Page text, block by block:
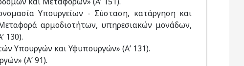
Υπουργείων - Σύσταση, κατάργηση και
αρμοδιοτήτων, υπηρεσιακών μονάδων,
130).
Υπουργών και Υφυπουργών» (Α’ 131).
(Α’ 91).